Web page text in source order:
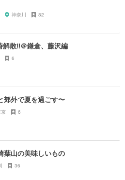
神奈川 82
解散‼︎＠鎌倉、藤沢編
6
郊外で夏を過ごす〜
6
葉山の美味しいもの
36